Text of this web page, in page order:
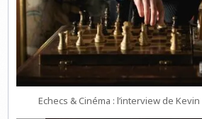
Echecs & Cinéma : l’interview de